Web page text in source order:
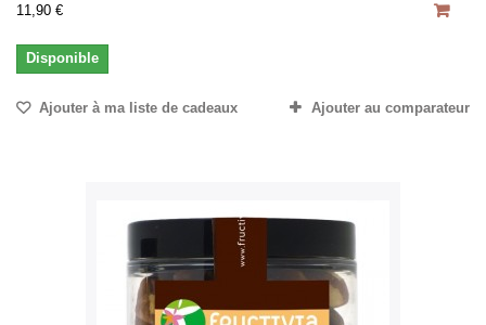
11,90 €
Disponible
Ajouter à ma liste de cadeaux Ajouter au comparateur